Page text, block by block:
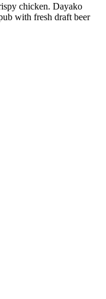
chicken. Dayako
with fresh draft beer